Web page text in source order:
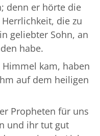
denn er hörte die
die zu
geliebter Sohn, an
habe.
kam, haben
auf dem heiligen
Propheten für uns
und ihr tut gut